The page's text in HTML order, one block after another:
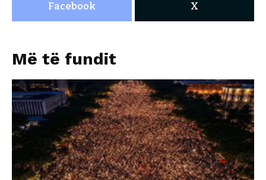
Facebook X
Më të fundit